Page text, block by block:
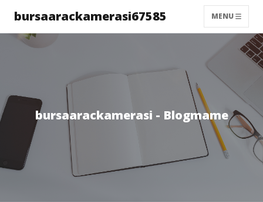
bursaarackamerasi67585 MENU
bursaarackamerasi - Blogmame